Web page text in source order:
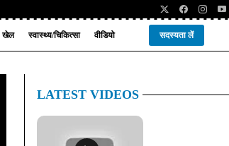
खेल स्वास्थ्य/चिकित्सा वीडियो सदस्यता लें
LATEST VIDEOS